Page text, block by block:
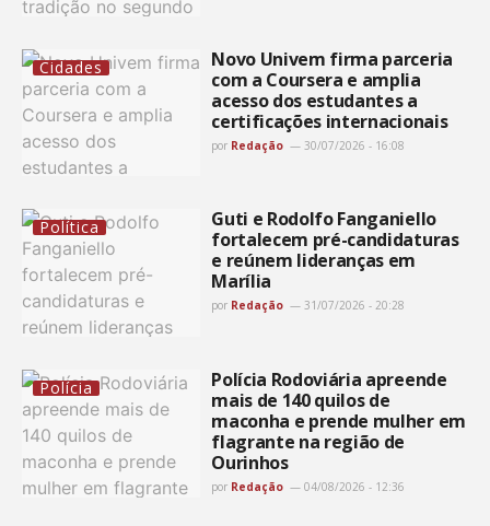
Cidades
Novo Univem firma parceria
com a Coursera e amplia
acesso dos estudantes a
certificações internacionais
por Redação 30/07/2026 - 16:08
Política
Guti e Rodolfo Fanganiello
fortalecem pré-candidaturas
e reúnem lideranças em
Marília
por Redação 31/07/2026 - 20:28
Polícia
Polícia Rodoviária apreende
mais de 140 quilos de
maconha e prende mulher em
flagrante na região de
Ourinhos
por Redação 04/08/2026 - 12:36